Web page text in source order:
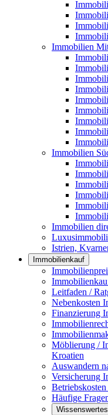
Immobilien
Immobilien
Immobilien
Istrien,
Immobilienkauf
Leitfaden /
Nebenkosten
Finanzierung
Möblierung /
Kroatien
Auswandern
Versicherung
Häufige